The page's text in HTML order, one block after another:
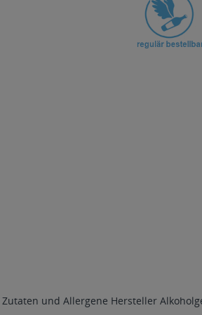
Zutaten und Allergene Hersteller